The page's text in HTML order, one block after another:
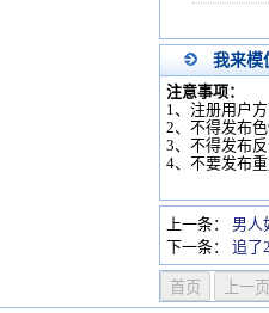
我来模
注意事项：
1、注册用户方
2、不得发布色
3、不得发布反
4、不要发布重
上一条：
男人
下一条：
追了